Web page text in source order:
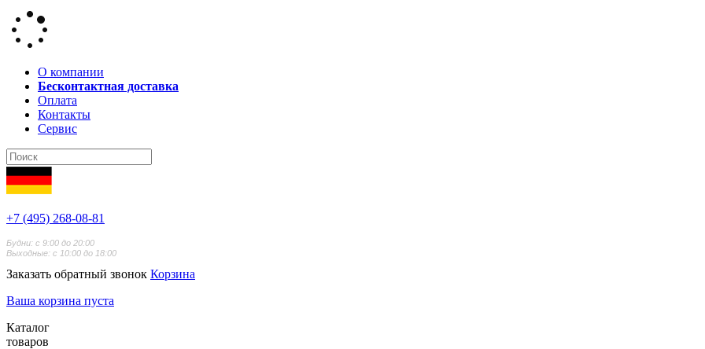
О компании
Бесконтактная доставка
Оплата
Контакты
Сервис
+7 (495) 268-08-81
Будни: с 9:00 до 20:00
Выходные: с 10:00 до 18:00
Заказать обратный звонок Корзина
Ваша корзина пуста
Каталог
товаров